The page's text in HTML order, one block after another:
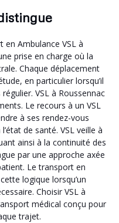
en Ambulance VSL à
prise en charge où la
Chaque déplacement
en particulier lorsqu’il
VSL à Roussennac
Le recours à un VSL
à ses rendez-vous
de santé. VSL veille à
ainsi à la continuité des
par une approche axée
Le transport en
logique lorsqu’un
Choisir VSL à
médical conçu pour
trajet.